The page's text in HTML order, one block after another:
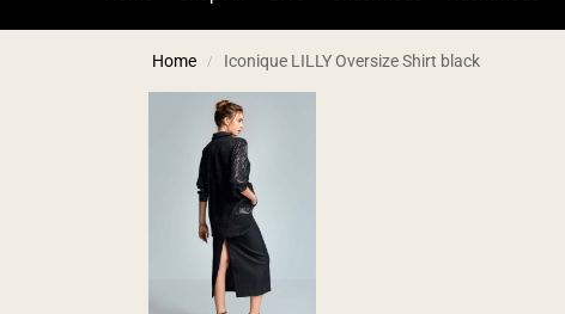
Home / Iconique LILLY Oversize Shirt black